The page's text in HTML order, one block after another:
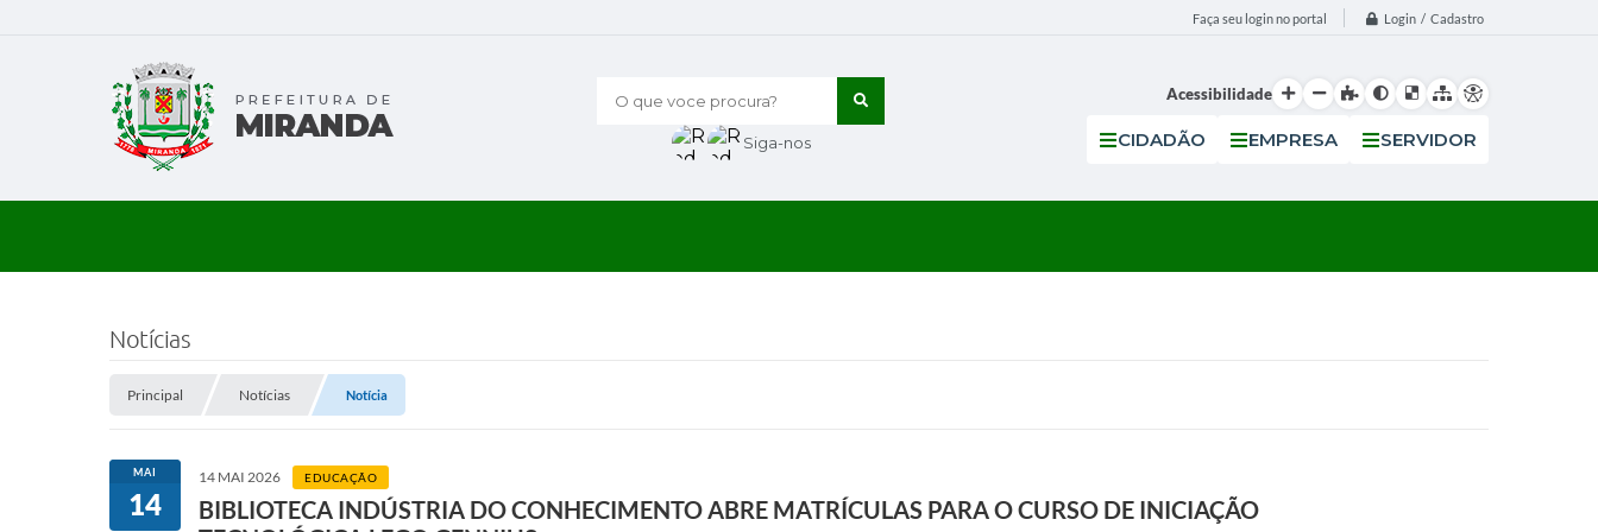
Faça seu login no portal Login / Cadastro
O que voce procura?
Siga-nos
Acessibilidade
CIDADÃO EMPRESA SERVIDOR
Notícias
Principal Notícias Notícia
MAI
14
14 MAI 2026 EDUCAÇÃO
BIBLIOTECA INDÚSTRIA DO CONHECIMENTO ABRE MATRÍCULAS PARA O CURSO DE INICIAÇÃO